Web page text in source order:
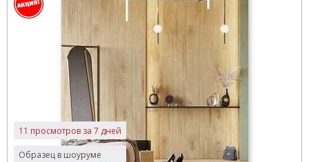
Образец в шоуруме
11 просмотров за 7 дней